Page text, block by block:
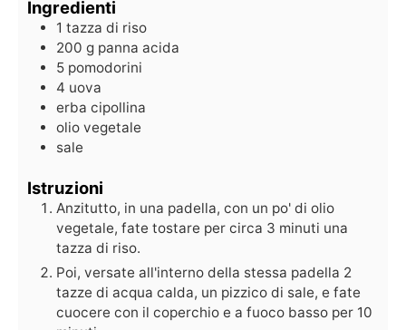
Ingredienti
1 tazza di riso
200 g panna acida
5 pomodorini
4 uova
erba cipollina
olio vegetale
sale
Istruzioni
Anzitutto, in una padella, con un po' di olio
vegetale, fate tostare per circa 3 minuti una
tazza di riso.
Poi, versate all'interno della stessa padella 2
tazze di acqua calda, un pizzico di sale, e fate
cuocere con il coperchio e a fuoco basso per 10